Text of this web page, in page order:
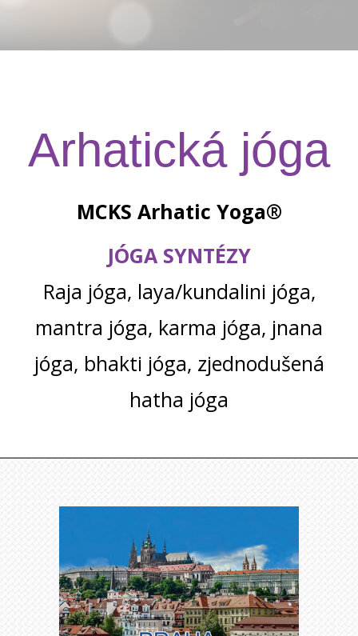
Arhatická jóga
MCKS Arhatic Yoga®
JÓGA SYNTÉZY
Raja jóga, laya/kundalini jóga,
mantra jóga, karma jóga, jnana
jóga, bhakti jóga, zjednodušená
hatha jóga